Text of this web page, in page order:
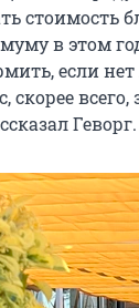
стоимость
в этом
если
скорее
Геворг.